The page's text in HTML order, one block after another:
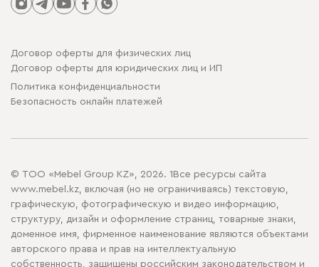
Договор оферты для физических лиц
Договор оферты для юридических лиц и ИП
Политика конфиденциальности
Безопасность онлайн платежей
© ТОО «Mebel Group KZ», 2026. 1Все ресурсы сайта
www.mebel.kz, включая (но не ограничиваясь) текстовую,
графическую, фотографическую и видео информацию,
структуру, дизайн и оформление страниц, товарные знаки,
доменное имя, фирменное наименование являются объектами
авторского права и прав на интеллектуальную
собственность, защищены российским законодательством и